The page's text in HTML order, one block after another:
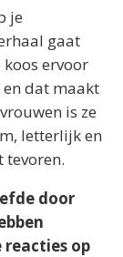
je
gaat
koos ervoor
en dat maakt
is ze
letterlijk en
door
op